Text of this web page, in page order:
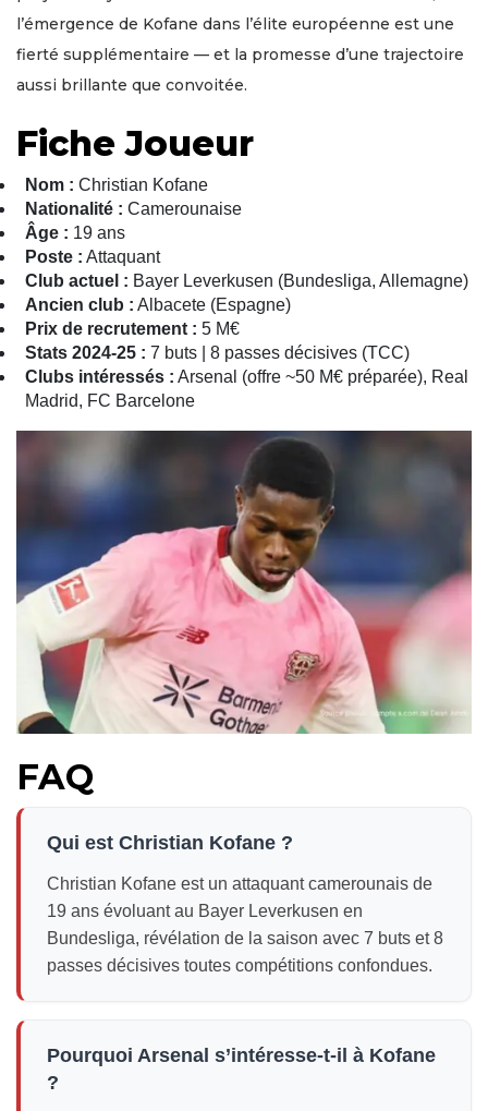
l’émergence de Kofane dans l’élite européenne est une
fierté supplémentaire — et la promesse d’une trajectoire
aussi brillante que convoitée.
Fiche Joueur
Nom : Christian Kofane
Nationalité : Camerounaise
Âge : 19 ans
Poste : Attaquant
Club actuel : Bayer Leverkusen (Bundesliga, Allemagne)
Ancien club : Albacete (Espagne)
Prix de recrutement : 5 M€
Stats 2024-25 : 7 buts | 8 passes décisives (TCC)
Clubs intéressés : Arsenal (offre ~50 M€ préparée), Real
Madrid, FC Barcelone
FAQ
Qui est Christian Kofane ?
Christian Kofane est un attaquant camerounais de
19 ans évoluant au Bayer Leverkusen en
Bundesliga, révélation de la saison avec 7 buts et 8
passes décisives toutes compétitions confondues.
Pourquoi Arsenal s’intéresse-t-il à Kofane
?